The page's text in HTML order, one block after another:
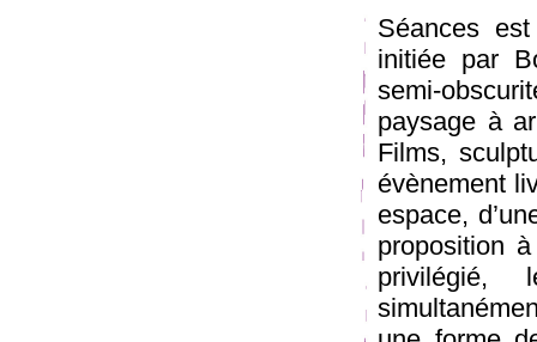
Séances
initiée par
semi-
paysage à
Films,
évènement
espace,
proposition
privilégié,